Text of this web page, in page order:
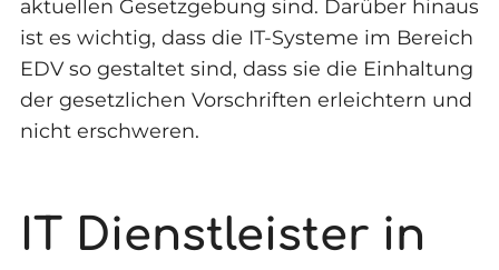
aktuellen Gesetzgebung sind. Darüber hinaus
ist es wichtig, dass die IT-Systeme im Bereich
EDV so gestaltet sind, dass sie die Einhaltung
der gesetzlichen Vorschriften erleichtern und
nicht erschweren.
IT Dienstleister in